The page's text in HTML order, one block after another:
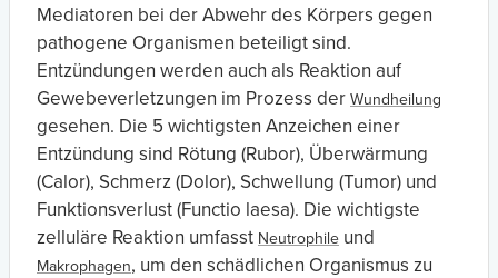
Mediatoren bei der Abwehr des Körpers gegen
pathogene Organismen beteiligt sind.
Entzündungen werden auch als Reaktion auf
Gewebeverletzungen im Prozess der Wundheilung
gesehen. Die 5 wichtigsten Anzeichen einer
Entzündung sind Rötung (Rubor), Überwärmung
(Calor), Schmerz (Dolor), Schwellung (Tumor) und
Funktionsverlust (Functio laesa). Die wichtigste
zelluläre Reaktion umfasst Neutrophile und
Makrophagen, um den schädlichen Organismus zu